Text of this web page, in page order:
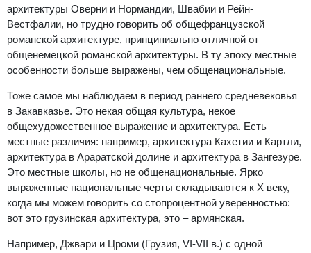
архитектуры Оверни и Нормандии, Швабии и Рейн-
Вестфалии, но трудно говорить об общефранцузской
романской архитектуре, принципиально отличной от
общенемецкой романской архитектуры. В ту эпоху местные
особенности больше выражены, чем общенациональные.
Тоже самое мы наблюдаем в период раннего средневековья
в Закавказье. Это некая общая культура, некое
общехудожественное выражение и архитектура. Есть
местные различия: например, архитектура Кахетии и Картли,
архитектура в Араратской долине и архитектура в Зангезуре.
Это местные школы, но не общенациональные. Ярко
выраженные национальные черты складываются к X веку,
когда мы можем говорить со стопроцентной уверенностью:
вот это грузинская архитектура, это – армянская.
Например, Джвари и Цроми (Грузия, VI-VII в.) с одной